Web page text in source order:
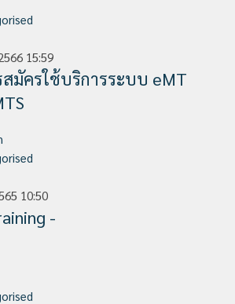
15:59
สมัครใช้บริการระบบ eMT
10:50
-